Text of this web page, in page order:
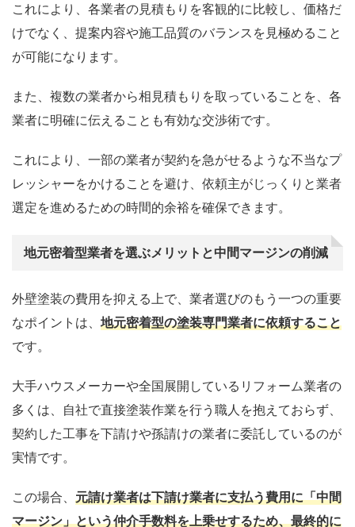
これにより、各業者の見積もりを客観的に比較し、価格だ
けでなく、提案内容や施工品質のバランスを見極めること
が可能になります。
また、複数の業者から相見積もりを取っていることを、各
業者に明確に伝えることも有効な交渉術です。
これにより、一部の業者が契約を急がせるような不当なプ
レッシャーをかけることを避け、依頼主がじっくりと業者
選定を進めるための時間的余裕を確保できます。
地元密着型業者を選ぶメリットと中間マージンの削減
外壁塗装の費用を抑える上で、業者選びのもう一つの重要
なポイントは、 地元密着型の塗装専門業者に依頼すること
です。
大手ハウスメーカーや全国展開しているリフォーム業者の
多くは、自社で直接塗装作業を行う職人を抱えておらず、
契約した工事を下請けや孫請けの業者に委託しているのが
実情です。
この場合、 元請け業者は下請け業者に支払う費用に「中間
マージン」という仲介手数料を上乗せするため、最終的に